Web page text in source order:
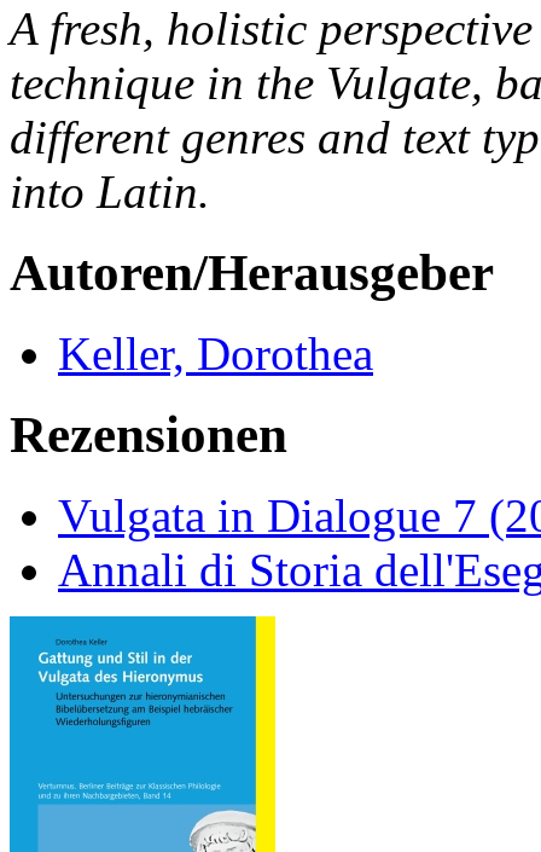
A fresh, holistic
technique in the Vulgate,
different genres and text
into Latin.
Autoren/Herausgeber
Keller, Dorothea
Rezensionen
Vulgata in Dialogue 7
Annali di Storia